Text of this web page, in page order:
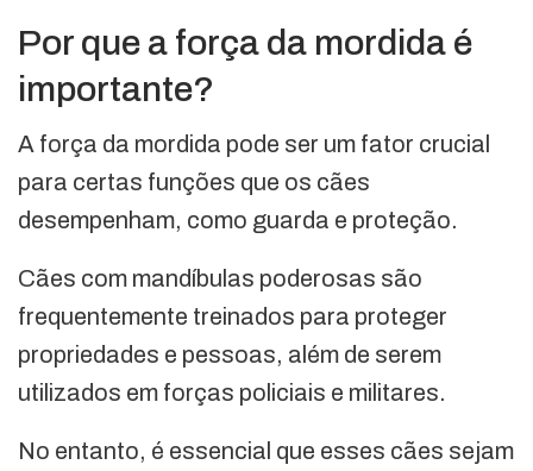
Por que a força da mordida é
importante?
A força da mordida pode ser um fator crucial
para certas funções que os cães
desempenham, como guarda e proteção.
Cães com mandíbulas poderosas são
frequentemente treinados para proteger
propriedades e pessoas, além de serem
utilizados em forças policiais e militares.
No entanto, é essencial que esses cães sejam